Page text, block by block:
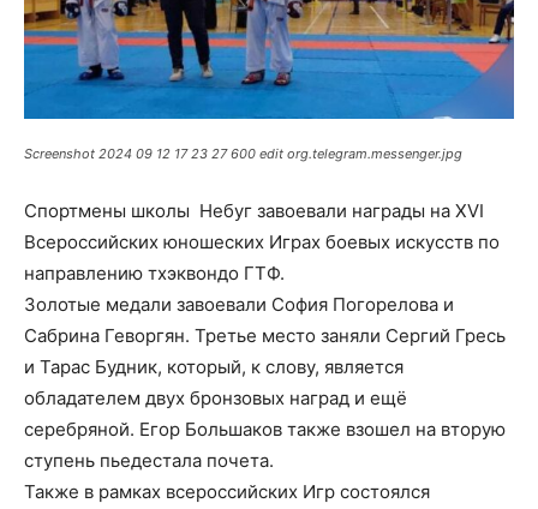
Screenshot 2024 09 12 17 23 27 600 edit org.telegram.messenger.jpg
Спортмены школы Небуг завоевали награды на XVI
Всероссийских юношеских Играх боевых искусств по
направлению тхэквондо ГТФ.
Золотые медали завоевали София Погорелова и
Сабрина Геворгян. Третье место заняли Сергий Гресь
и Тарас Будник, который, к слову, является
обладателем двух бронзовых наград и ещё
серебряной. Егор Большаков также взошел на вторую
ступень пьедестала почета.
Также в рамках всероссийских Игр состоялся